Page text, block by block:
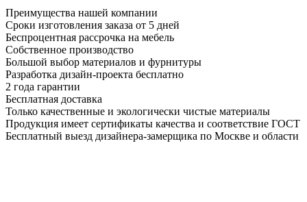
Преимущества нашей компании
Сроки изготовления заказа от 5 дней
Беспроцентная рассрочка на мебель
Собственное производство
Большой выбор материалов и фурнитуры
Разработка дизайн-проекта бесплатно
2 года гарантии
Бесплатная доставка
Только качественные и экологически чистые материалы
Продукция имеет сертификаты качества и соответствие ГОСТ
Бесплатный выезд дизайнера-замерщика по Москве и области